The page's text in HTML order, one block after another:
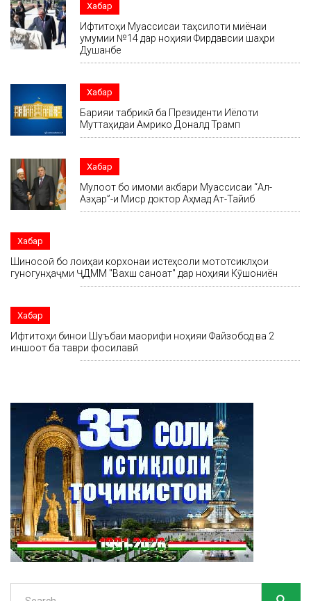
Хабар
Ифтитоҳи Муассисаи таҳсилоти миёнаи
умумии №14 дар ноҳияи Фирдавсии шаҳри
Душанбе
Хабар
Барқияи табрикӣ ба Президенти Иёлоти
Муттаҳидаи Амрико Доналд Трамп
Хабар
Мулоқот бо имоми акбари Муассисаи “Ал-
Азҳар”-и Миср доктор Аҳмад Ат-Тайиб
Хабар
Шиносоӣ бо лоиҳаи корхонаи истеҳсоли мототсиклҳои
гуногунҳаҷми ҶДММ "Вахш саноат" дар ноҳияи Кӯшониён
Хабар
Ифтитоҳи бинои Шуъбаи маорифи ноҳияи Файзобод ва 2
иншоот ба таври фосилавӣ